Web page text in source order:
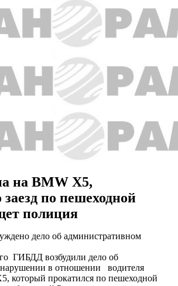
на BMW X5,
по пешеходной
полиция
дело об административном
ГИБДД возбудили дело об
в отношении водителя
который прокатился по пешеходной